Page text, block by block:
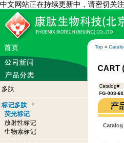
中文网站正在持续更新中，请密切关
Top »
多肽
标记多肽
荧光标记
放射性标记
生物素标记
CART
Catalog#
FG-003-
Catalog